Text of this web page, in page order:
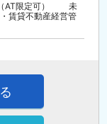
（AT限定可） 未
賃貸不動産経営管